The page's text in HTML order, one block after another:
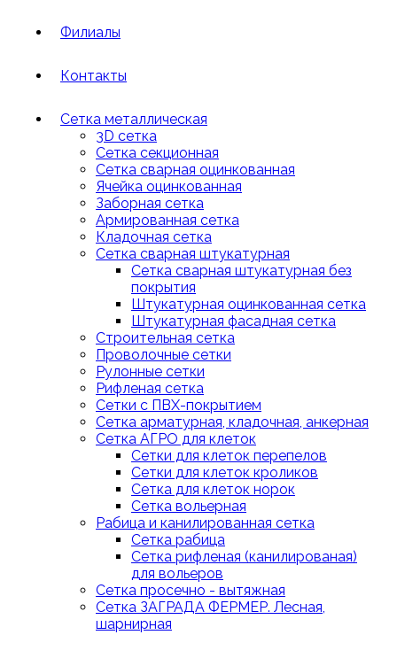
Филиалы
Контакты
Сетка металлическая
3D сетка
Cетка cекционная
Сетка сварная оцинкованная
Ячейка оцинкованная
Заборная сетка
Армированная сетка
Кладочная сетка
Сетка сварная штукатурная
Сетка сварная штукатурная без
покрытия
Штукатурная оцинкованная сетка
Штукатурная фасадная сетка
Строительная сетка
Проволочные сетки
Рулонные сетки
Рифленая сетка
Сетки с ПВХ-покрытием
Сетка арматурная, кладочная, анкерная
Сетка АГРО для клеток
Сетки для клеток перепелов
Сетки для клеток кроликов
Сетка для клеток норок
Сетка вольерная
Рабица и канилированная сетка
Сетка рабица
Сетка рифленая (канилированая)
для вольеров
Сетка просечно - вытяжная
Сетка ЗАГРАДА ФЕРМЕР. Лесная,
шарнирная